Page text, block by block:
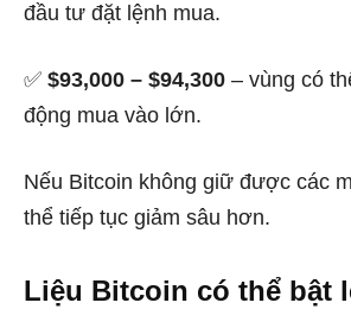
đầu tư đặt lệnh mua.
✅ $93,000 – $94,300 – vùng có
động mua vào lớn.
Nếu Bitcoin không giữ được các
thể tiếp tục giảm sâu hơn.
Liệu Bitcoin có thể bật